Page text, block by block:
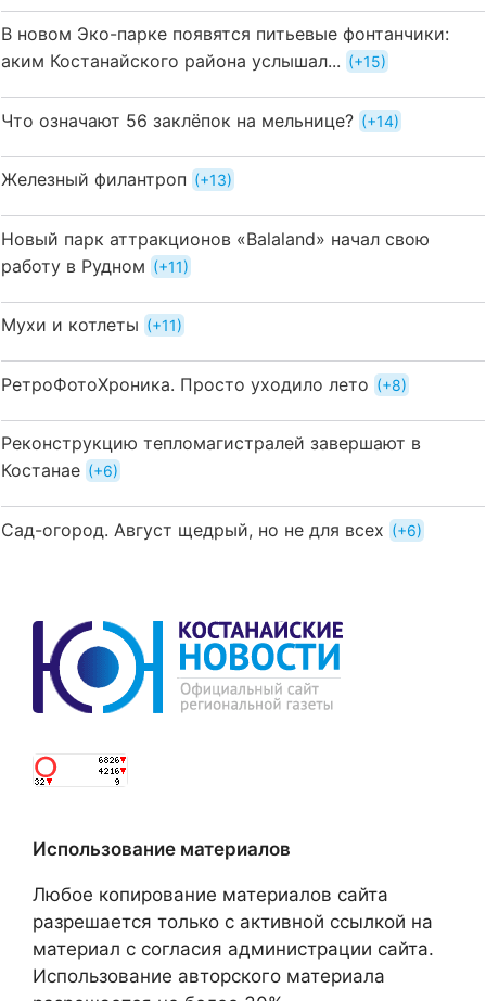
В новом Эко-парке появятся питьевые фонтанчики:
аким Костанайского района услышал...
+15
Что означают 56 заклёпок на мельнице? +14
Железный филантроп +13
Новый парк аттракционов «Balaland» начал свою
работу в Рудном
+11
Мухи и котлеты +11
РетроФотоХроника. Просто уходило лето +8
Реконструкцию тепломагистралей завершают в
Костанае
+6
Сад-огород. Август щедрый, но не для всех +6
Использование материалов
Любое копирование материалов сайта
разрешается только с активной ссылкой на
материал с согласия администрации сайта.
Использование авторского материала